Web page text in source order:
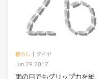
雨の日でもグリップ力を維
暮らし
タイヤ
Jun.29.2017